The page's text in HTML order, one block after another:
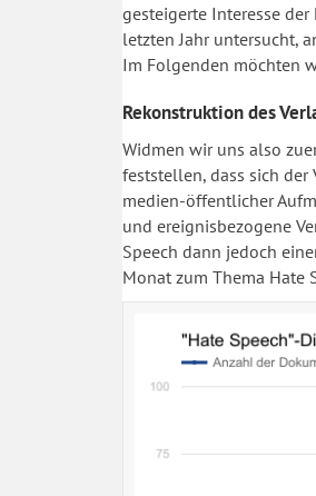
gesteigerte Interesse
letzten Jahr untersucht,
Im Folgenden möchten
Rekonstruktion des
Widmen wir uns also
feststellen, dass sich
medien-öffentlicher
und ereignisbezogene
Speech dann jedoch
Monat zum Thema Hate